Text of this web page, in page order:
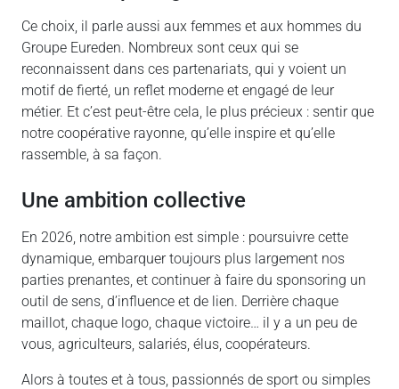
Ce choix, il parle aussi aux femmes et aux hommes du
Groupe Eureden. Nombreux sont ceux qui se
reconnaissent dans ces partenariats, qui y voient un
motif de fierté, un reflet moderne et engagé de leur
métier. Et c’est peut-être cela, le plus précieux : sentir que
notre coopérative rayonne, qu’elle inspire et qu’elle
rassemble, à sa façon.
une ambition collective
En 2026, notre ambition est simple : poursuivre cette
dynamique, embarquer toujours plus largement nos
parties prenantes, et continuer à faire du sponsoring un
outil de sens, d’influence et de lien. Derrière chaque
maillot, chaque logo, chaque victoire… il y a un peu de
vous, agriculteurs, salariés, élus, coopérateurs.
Alors à toutes et à tous, passionnés de sport ou simples